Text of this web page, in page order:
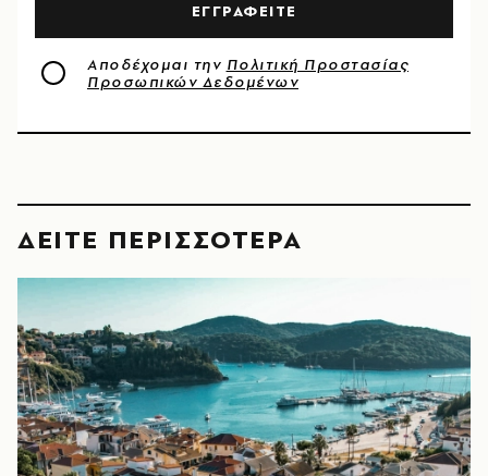
ΕΓΓΡΑΦΕΙΤΕ
Αποδέχομαι την Πολιτική Προστασίας
Προσωπικών Δεδομένων
ΔΕΙΤΕ ΠΕΡΙΣΣΟΤΕΡΑ